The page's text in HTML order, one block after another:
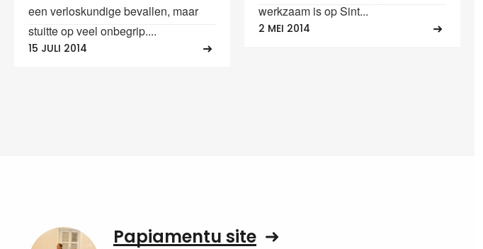
een verloskundige bevallen, maar
stuitte op veel onbegrip....
15 JULI 2014
werkzaam is op Sint...
2 MEI 2014
Papiamentu site